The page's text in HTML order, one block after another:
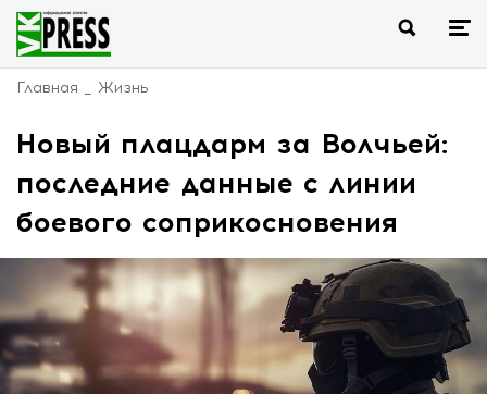
Главная Жизнь
Новый плацдарм за Волчьей:
последние данные с линии
боевого соприкосновения